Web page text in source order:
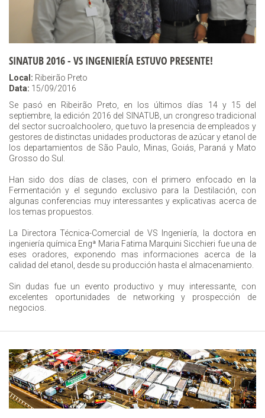
SINATUB 2016 - VS INGENIERÍA ESTUVO PRESENTE!
Local: Ribeirão Preto
Data: 15/09/2016
Se pasó en Ribeirão Preto, en los últimos días 14 y 15 del
septiembre, la edición 2016 del SINATUB, un crongreso tradicional
del sector sucroalchoolero, que tuvo la presencia de empleados y
gestores de distinctas unidades productoras de azúcar y etanol de
los departamientos de São Paulo, Minas, Goiás, Paraná y Mato
Grosso do Sul.
Han sido dos días de clases, con el primero enfocado en la
Fermentación y el segundo exclusivo para la Destilación, con
algunas conferencias muy interessantes y explicativas acerca de
los temas propuestos.
La Directora Técnica-Comercial de VS Ingeniería, la doctora en
ingeniería química Engª Maria Fatima Marquini Sicchieri fue una de
eses oradores, exponendo mas informaciones acerca de la
calidad del etanol, desde su producción hasta el almacenamiento.
Sin dudas fue un evento productivo y muy interessante, con
excelentes oportunidades de networking y prospección de
negocios.